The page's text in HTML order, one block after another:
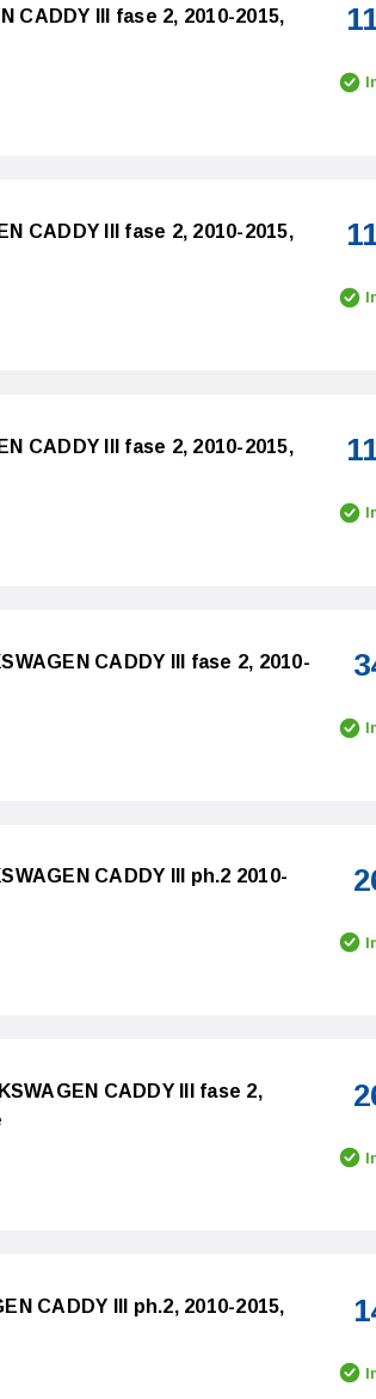
CADDY III fase 2, 2010-2015,
CADDY III fase 2, 2010-2015,
CADDY III fase 2, 2010-2015,
CADDY III fase 2, 2010-
CADDY III ph.2 2010-
CADDY III fase 2,
CADDY III ph.2, 2010-2015,